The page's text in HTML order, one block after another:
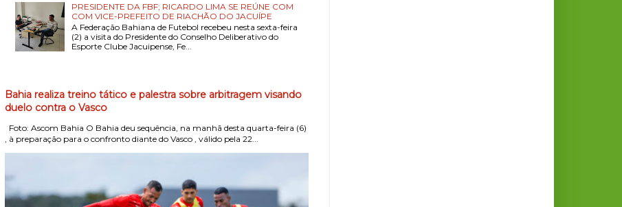
PRESIDENTE DA FBF; RICARDO LIMA SE REÚNE COM
COM VICE-PREFEITO DE RIACHÃO DO JACUÍPE
A Federação Bahiana de Futebol recebeu nesta sexta-feira
(2) a visita do Presidente do Conselho Deliberativo do
Esporte Clube Jacuipense, Fe...
Bahia realiza treino tático e palestra sobre arbitragem visando
duelo contra o Vasco
Foto: Ascom Bahia O Bahia deu sequência, na manhã desta quarta-feira (6)
, à preparação para o confronto diante do Vasco , válido pela 22...